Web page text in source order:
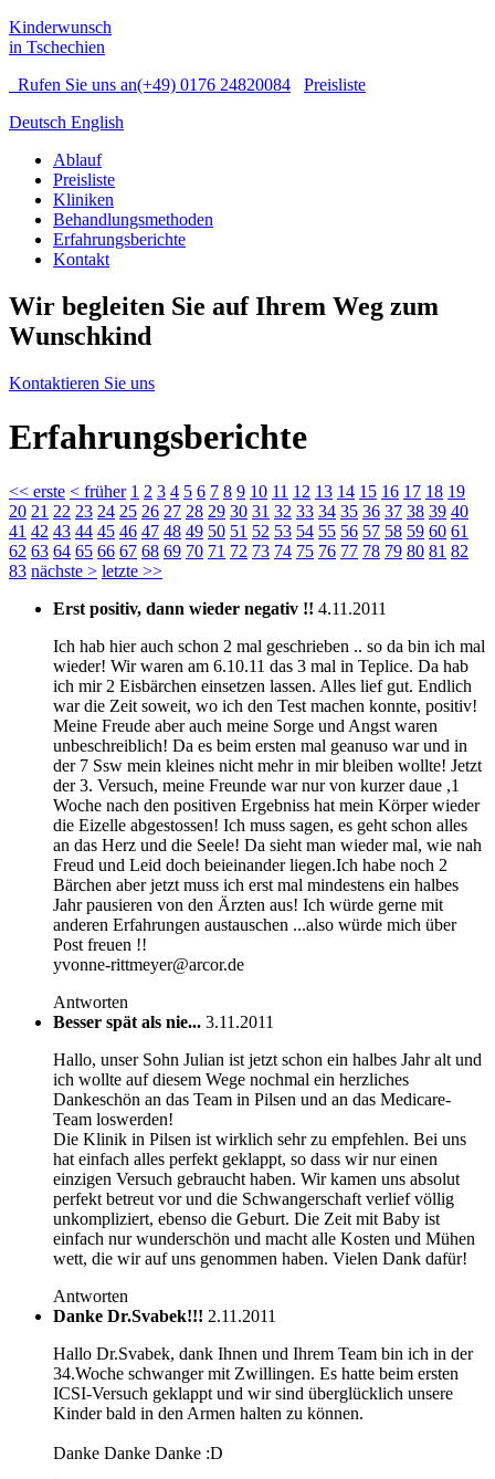
Kinderwunsch
in Tschechien
Rufen Sie uns an(+49) 0176 24820084
Preisliste
Deutsch English
Ablauf
Preisliste
Kliniken
Behandlungsmethoden
Erfahrungsberichte
Kontakt
Wir begleiten Sie auf Ihrem Weg zum
Wunschkind
Kontaktieren Sie uns
Erfahrungsberichte
<< erste < früher 1 2 3 4 5 6 7 8 9 10 11 12 13 14 15 16 17 18 19
20 21 22 23 24 25 26 27 28 29 30 31 32 33 34 35 36 37 38 39 40
41 42 43 44 45 46 47 48 49 50 51 52 53 54 55 56 57 58 59 60 61
62 63 64 65 66 67 68 69 70 71 72 73 74 75 76 77 78 79 80 81 82
83 nächste > letzte >>
Erst positiv, dann wieder negativ !! 4.11.2011
Ich hab hier auch schon 2 mal geschrieben .. so da bin ich mal
wieder! Wir waren am 6.10.11 das 3 mal in Teplice. Da hab
ich mir 2 Eisbärchen einsetzen lassen. Alles lief gut. Endlich
war die Zeit soweit, wo ich den Test machen konnte, positiv!
Meine Freude aber auch meine Sorge und Angst waren
unbeschreiblich! Da es beim ersten mal geanuso war und in
der 7 Ssw mein kleines nicht mehr in mir bleiben wollte! Jetzt
der 3. Versuch, meine Freunde war nur von kurzer daue ,1
Woche nach den positiven Ergebniss hat mein Körper wieder
die Eizelle abgestossen! Ich muss sagen, es geht schon alles
an das Herz und die Seele! Da sieht man wieder mal, wie nah
Freud und Leid doch beieinander liegen.Ich habe noch 2
Bärchen aber jetzt muss ich erst mal mindestens ein halbes
Jahr pausieren von den Ärzten aus! Ich würde gerne mit
anderen Erfahrungen austauschen ...also würde mich über
Post freuen !!
yvonne-rittmeyer@arcor.de
Antworten
Besser spät als nie... 3.11.2011
Hallo, unser Sohn Julian ist jetzt schon ein halbes Jahr alt und
ich wollte auf diesem Wege nochmal ein herzliches
Dankeschön an das Team in Pilsen und an das Medicare-
Team loswerden!
Die Klinik in Pilsen ist wirklich sehr zu empfehlen. Bei uns
hat einfach alles perfekt geklappt, so dass wir nur einen
einzigen Versuch gebraucht haben. Wir kamen uns absolut
perfekt betreut vor und die Schwangerschaft verlief völlig
unkompliziert, ebenso die Geburt. Die Zeit mit Baby ist
einfach nur wunderschön und macht alle Kosten und Mühen
wett, die wir auf uns genommen haben. Vielen Dank dafür!
Antworten
Danke Dr.Svabek!!! 2.11.2011
Hallo Dr.Svabek, dank Ihnen und Ihrem Team bin ich in der
34.Woche schwanger mit Zwillingen. Es hatte beim ersten
ICSI-Versuch geklappt und wir sind überglücklich unsere
Kinder bald in den Armen halten zu können.
Danke Danke Danke :D